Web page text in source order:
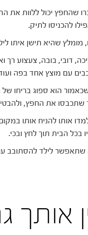
שהחפץ יכול ללוות את
להכניסו לתיק.
דובי, בובה, צעצוע רך
עם מוצץ אחד בפה
הוא ספוג בריחו
את החפץ,
אותו להניח אותו
בכל הבית תוך לחץ ובכי.
שתאפשר לילד
אותך